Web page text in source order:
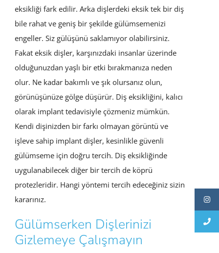
eksikliği fark edilir. Arka dişlerdeki eksik tek bir diş
bile rahat ve geniş bir şekilde gülümsemenizi
engeller. Siz gülüşünü saklamıyor olabilirsiniz.
Fakat eksik dişler, karşınızdaki insanlar üzerinde
olduğunuzdan yaşlı bir etki bırakmanıza neden
olur. Ne kadar bakımlı ve şık olursanız olun,
görünüşünüze gölge düşürür. Diş eksikliğini, kalıcı
olarak implant tedavisiyle çözmeniz mümkün.
Kendi dişinizden bir farkı olmayan görüntü ve
işleve sahip implant dişler, kesinlikle güvenli
gülümseme için doğru tercih. Diş eksikliğinde
uygulanabilecek diğer bir tercih de köprü
protezleridir. Hangi yöntemi tercih edeceğiniz sizin
kararınız.
Gülümserken Dişlerinizi
Gizlemeye Çalışmayın